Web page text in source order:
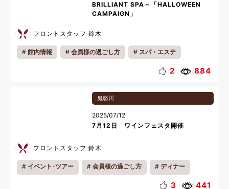
BRILLIANT SPA～「HALLOWEEN
CAMPAIGN」
フロントスタッフ 鈴木
館内情報 会員様の過ごし方 スパ・エステ
リラックス
2 884
鬼怒川
2025/07/12
7月12日 ワインフェスタ開催
フロントスタッフ 鈴木
イベント･ツアー 会員様の過ごし方 ディナー
3 441